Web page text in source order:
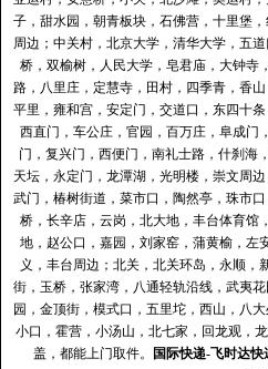
子，甜水园，朝青板块，石佛营，十里堡
周边；中关村，北京大学，清华大学，五
桥，双榆树，人民大学，皂君庙，大钟寺
路，八里庄，定慧寺，田村，四季青，香
平里，雍和宫，安定门，交道口，东四十
西直门，车公庄，官园，百万庄，阜成门
门，复兴门，西便门，南礼士路，什刹海
天坛，永定门，龙潭湖，光明楼，崇文周
武门，椿树街道，菜市口，陶然亭，珠市
桥，长辛店，云岗，北大地，丰台体育馆
地，赵公口，嘉园，刘家窑，蒲黄榆，左
义，丰台周边；北关，北关环岛，永顺
街，玉桥，张家湾，八通轻轨沿线，武夷
园，金顶街，模式口，五里坨，西山，八
小口，霍营，小汤山，北七家，回龙观，
盖，都能上门取件。
国际快递-飞时达快